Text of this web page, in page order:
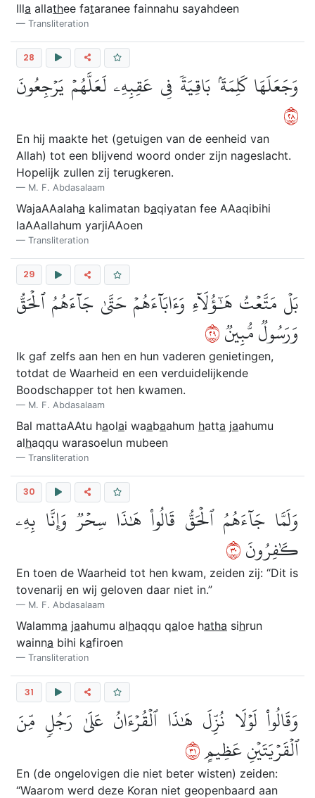
Illa allathee fataranee fainnahu sayahdeen
Transliteration
28
وَجَعَلَهَا كَلِمَةَۢ بَاقِيَةٗ فِي عَقِبِهِۦ لَعَلَّهُمۡ يَرۡجِعُونَ
٨٢
En hij maakte het (getuigen van de eenheid van
Allah) tot een blijvend woord onder zijn nageslacht.
Hopelijk zullen zij terugkeren.
M. F. Abdasalaam
WajaAAalaha kalimatan baqiyatan fee AAaqibihi
laAAallahum yarjiAAoen
Transliteration
29
بَلۡ مَتَّعۡتُ هَٰٓؤُلَآءِ وَءَابَآءَهُمۡ حَتَّىٰ جَآءَهُمُ ٱلۡحَقُّ
وَرَسُولٞ مُّبِينٞ٩٢
Ik gaf zelfs aan hen en hun vaderen genietingen,
totdat de Waarheid en een verduidelijkende
Boodschapper tot hen kwamen.
M. F. Abdasalaam
Bal mattaAAtu haolai waabaahum hatta jaahumu
alhaqqu warasoelun mubeen
Transliteration
30
وَلَمَّا جَآءَهُمُ ٱلۡحَقُّ قَالُواْ هَٰذَا سِحۡرٞ وَإِنَّا بِهِۦ
كَٰفِرُونَ٠٣
En toen de Waarheid tot hen kwam, zeiden zij: “Dit is
tovenarij en wij geloven daar niet in.”
M. F. Abdasalaam
Walamma jaahumu alhaqqu qaloe hatha sihrun
wainna bihi kafiroen
Transliteration
31
وَقَالُواْ لَوۡلَا نُزِّلَ هَٰذَا ٱلۡقُرۡءَانُ عَلَىٰ رَجُلٖ مِّنَ
ٱلۡقَرۡيَتَيۡنِ عَظِيمٍ١٣
En (de ongelovigen die niet beter wisten) zeiden:
“Waarom werd deze Koran niet geopenbaard aan